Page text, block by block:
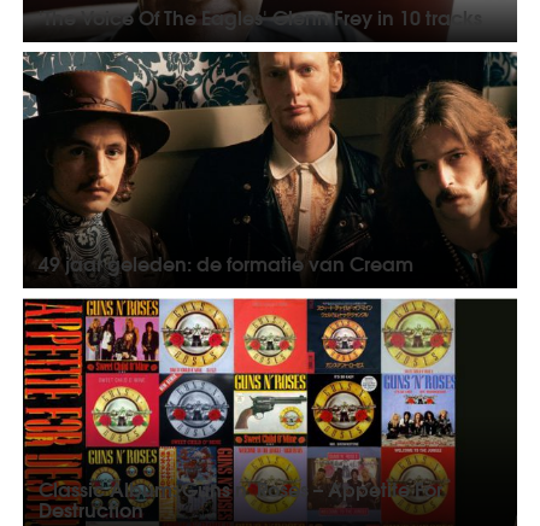
'The Voice Of The Eagles' Glenn Frey in 10 tracks
49 jaar geleden: de formatie van Cream
Classic Album: Guns n' Roses – Appetite For
Destruction